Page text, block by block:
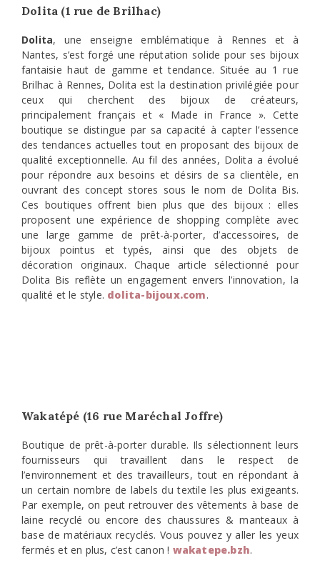
Dolita (1 rue de Brilhac)
Dolita, une enseigne emblématique à Rennes et à
Nantes, s’est forgé une réputation solide pour ses bijoux
fantaisie haut de gamme et tendance. Située au 1 rue
Brilhac à Rennes, Dolita est la destination privilégiée pour
ceux qui cherchent des bijoux de créateurs,
principalement français et « Made in France ». Cette
boutique se distingue par sa capacité à capter l’essence
des tendances actuelles tout en proposant des bijoux de
qualité exceptionnelle. Au fil des années, Dolita a évolué
pour répondre aux besoins et désirs de sa clientèle, en
ouvrant des concept stores sous le nom de Dolita Bis.
Ces boutiques offrent bien plus que des bijoux : elles
proposent une expérience de shopping complète avec
une large gamme de prêt-à-porter, d’accessoires, de
bijoux pointus et typés, ainsi que des objets de
décoration originaux. Chaque article sélectionné pour
Dolita Bis reflète un engagement envers l’innovation, la
qualité et le style. dolita-bijoux.com.
Wakatépé (16 rue Maréchal Joffre)
Boutique de prêt-à-porter durable. Ils sélectionnent leurs
fournisseurs qui travaillent dans le respect de
l’environnement et des travailleurs, tout en répondant à
un certain nombre de labels du textile les plus exigeants.
Par exemple, on peut retrouver des vêtements à base de
laine recyclé ou encore des chaussures & manteaux à
base de matériaux recyclés. Vous pouvez y aller les yeux
fermés et en plus, c’est canon ! wakatepe.bzh.